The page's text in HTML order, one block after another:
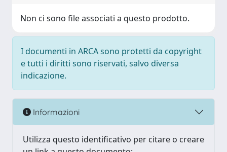
Non ci sono file associati a questo prodotto.
I documenti in ARCA sono protetti da copyright
e tutti i diritti sono riservati, salvo diversa
indicazione.
Informazioni
Utilizza questo identificativo per citare o creare